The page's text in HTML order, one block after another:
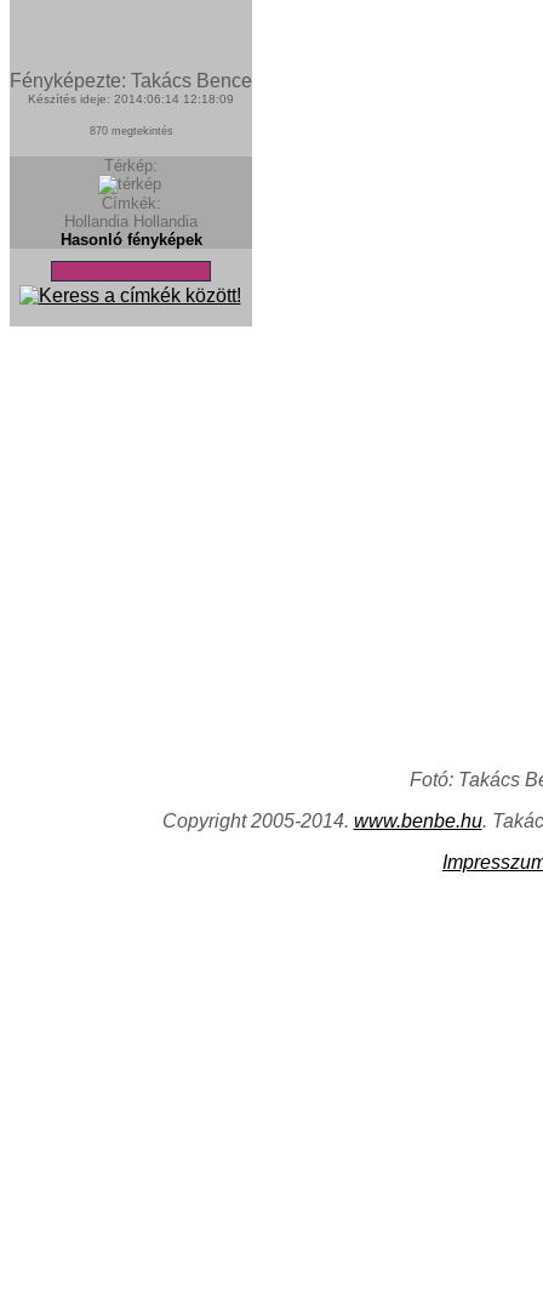
Fényképezte: Takács Bence
Készítés ideje: 2014:06:14 12:18:09
870 megtekintés
Térkép:
Címkék:
Hollandia Hollandia
Hasonló fényképek
Fotó: Takács
Copyright 2005-2014. www.benbe.hu.